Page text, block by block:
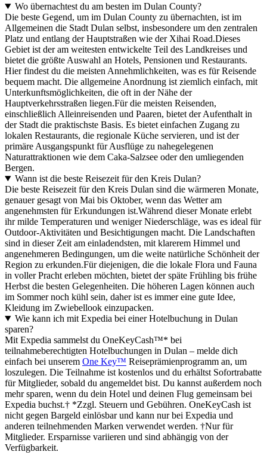
Wo übernachtest du am besten im Dulan County?
Die beste Gegend, um im Dulan County zu übernachten, ist im
Allgemeinen die Stadt Dulan selbst, insbesondere um den zentralen
Platz und entlang der Hauptstraßen wie der Xihai Road.Dieses
Gebiet ist der am weitesten entwickelte Teil des Landkreises und
bietet die größte Auswahl an Hotels, Pensionen und Restaurants.
Hier findest du die meisten Annehmlichkeiten, was es für Reisende
bequem macht. Die allgemeine Anordnung ist ziemlich einfach, mit
Unterkunftsmöglichkeiten, die oft in der Nähe der
Hauptverkehrsstraßen liegen.Für die meisten Reisenden,
einschließlich Alleinreisenden und Paaren, bietet der Aufenthalt in
der Stadt die praktischste Basis. Es bietet einfachen Zugang zu
lokalen Restaurants, die regionale Küche servieren, und ist der
primäre Ausgangspunkt für Ausflüge zu nahegelegenen
Naturattraktionen wie dem Caka-Salzsee oder den umliegenden
Bergen.
Wann ist die beste Reisezeit für den Kreis Dulan?
Die beste Reisezeit für den Kreis Dulan sind die wärmeren Monate,
genauer gesagt von Mai bis Oktober, wenn das Wetter am
angenehmsten für Erkundungen ist.Während dieser Monate erlebt
ihr milde Temperaturen und weniger Niederschläge, was es ideal für
Outdoor-Aktivitäten und Besichtigungen macht. Die Landschaften
sind in dieser Zeit am einladendsten, mit klarerem Himmel und
angenehmeren Bedingungen, um die weite natürliche Schönheit der
Region zu erkunden.Für diejenigen, die die lokale Flora und Fauna
in voller Pracht erleben möchten, bietet der späte Frühling bis frühe
Herbst die besten Gelegenheiten. Die höheren Lagen können auch
im Sommer noch kühl sein, daher ist es immer eine gute Idee,
Kleidung im Zwiebellook einzupacken.
Wie kann ich mit Expedia bei einer Hotelbuchung in Dulan
sparen?
Mit Expedia sammelst du OneKeyCash™* bei
teilnahmeberechtigten Hotelbuchungen in Dulan – melde dich
einfach bei unserem One Key™ Reiseprämienprogramm an, um
loszulegen. Die Teilnahme ist kostenlos und du erhältst Sofortrabatte
für Mitglieder, sobald du angemeldet bist. Du kannst außerdem noch
mehr sparen, wenn du dein Hotel und deinen Flug gemeinsam bei
Expedia buchst.† *Zzgl. Steuern und Gebühren. OneKeyCash ist
nicht gegen Bargeld einlösbar und kann nur bei Expedia und
anderen teilnehmenden Marken verwendet werden. †Nur für
Mitglieder. Ersparnisse variieren und sind abhängig von der
Verfügbarkeit.